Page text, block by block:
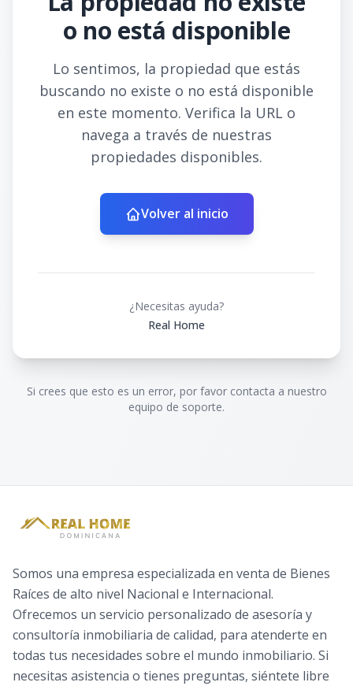
o no está disponible
Lo sentimos, la propiedad que estás
buscando no existe o no está disponible
en este momento. Verifica la URL o
navega a través de nuestras
propiedades disponibles.
Volver al inicio
¿Necesitas ayuda?
Real Home
Si crees que esto es un error, por favor contacta a nuestro
equipo de soporte.
Somos una empresa especializada en venta de Bienes
Raíces de alto nivel Nacional e Internacional.
Ofrecemos un servicio personalizado de asesoría y
consultoría inmobiliaria de calidad, para atenderte en
todas tus necesidades sobre el mundo inmobiliario. Si
necesitas asistencia o tienes preguntas, siéntete libre